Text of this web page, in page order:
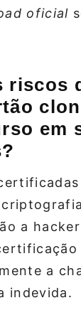
oficial
riscos
em
a
a
indevida.